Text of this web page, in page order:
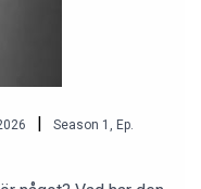
Season 1 , Ep.